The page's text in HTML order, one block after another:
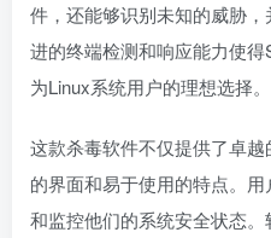
件，还能够识别未知的威胁
进的终端检测和响应能力使
为Linux系统用户的理想选择。
这款杀毒软件不仅提供了卓
的界面和易于使用的特点。
和监控他们的系统安全状态。